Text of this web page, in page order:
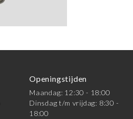
Openingstijden
Maandag: 12:30 - 18:00
Dinsdag t/m vrijdag: 8:30 -
18:00